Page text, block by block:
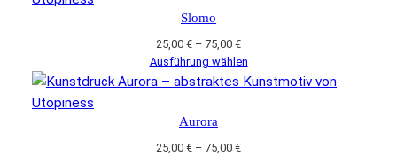
Slomo
25,00 € – 75,00 €Preisspanne:
25,00 €
bis
Ausführung wählen
Aurora
25,00 € – 75,00 €Preisspanne: